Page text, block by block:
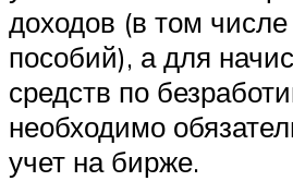
доходов (в том
пособий), а для
средств по
необходимо
учет на бирже.